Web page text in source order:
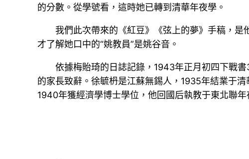
的分數。從學號看，這時她已轉到清華年夜學。
我們此次帶來的《紅豆》《弦上的夢》手稿，
才了解她口中的“姚教員”是姚谷音。
依據梅貽琦的日誌記錄，1943年正月初四下戰
的家長致辭。徐毓枬是江蘇無錫人，1935年結業于
1940年獲經濟學博士學位，他回國后執教于東北聯